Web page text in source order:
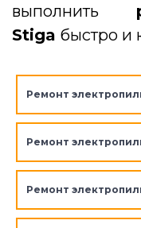
выполнить
Stiga быстро и
Ремонт
Ремонт
Ремонт